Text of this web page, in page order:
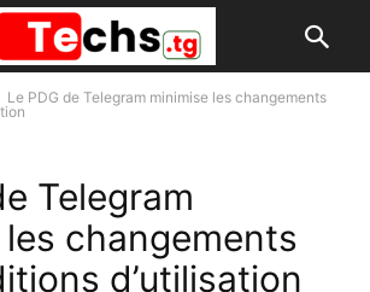
Le PDG de Telegram minimise les changements
Telegram
changements
d’utilisation